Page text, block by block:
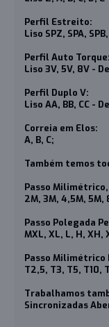
Perfil Estreito:
Liso SPZ, SPA,
Perfil Auto Torque:
Liso 3V, 5V, 8V -
Perfil Duplo V:
Liso AA, BB, CC -
Correia em Elos:
A, B, C;
Também temos
Passo Milimétrico,
2M, 3M, 4,5M, 5M,
Passo Polegada
MXL, XL, L, H, XH,
Passo
T2,5, T3, T5, T10,
Trabalhamos
Sincronizadas